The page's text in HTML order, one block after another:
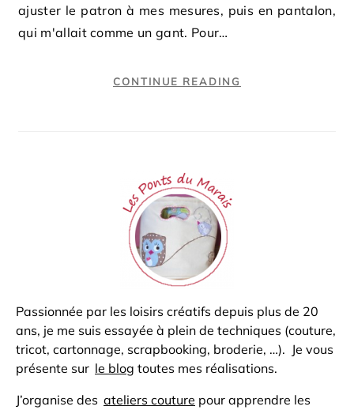
ajuster le patron à mes mesures, puis en pantalon,
qui m'allait comme un gant. Pour…
CONTINUE READING
Passionnée par les loisirs créatifs depuis plus de 20
ans, je me suis essayée à plein de techniques (couture,
tricot, cartonnage, scrapbooking, broderie, …). Je vous
présente sur le blog toutes mes réalisations.
J’organise des ateliers couture pour apprendre les